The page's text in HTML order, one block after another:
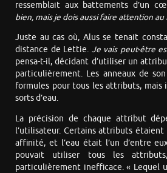
ressemblait aux battements d’un
bien, mais je dois aussi faire attention au
Juste au cas où, Alus se tenait
distance de Lettie. Je vais peut-être
pensa-t-il, décidant d’utiliser un
particulièrement. Les anneaux de
formules pour tous les attributs,
sorts d’eau.
La précision de chaque attribut
l’utilisateur. Certains attributs
affinité, et l’eau était l’un d’entre
pouvait utiliser tous les
particulièrement inefficace. « Lequel